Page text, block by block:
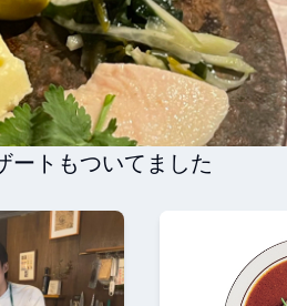
ートもついてました